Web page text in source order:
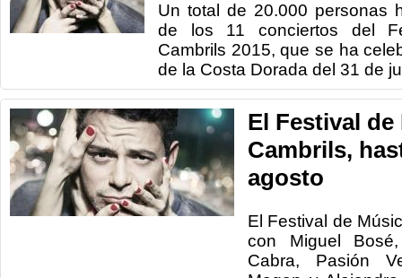
Un total de 20.000 personas
de los 11 conciertos del
Cambrils 2015, que se ha
de la Costa Dorada del 31 de
El Festival de
Cambrils,
agosto
El Festival de
con Miguel
Cabra, Pasión